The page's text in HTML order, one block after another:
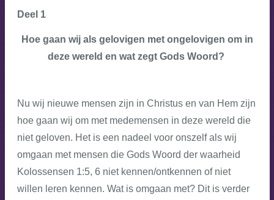
Deel 1
Hoe gaan wij als gelovigen met ongelovigen om in
deze wereld en wat zegt Gods Woord?
Nu wij nieuwe mensen zijn in Christus en van Hem zijn
hoe gaan wij om met medemensen in deze wereld die
niet geloven. Het is een nadeel voor onszelf als wij
omgaan met mensen die Gods Woord der waarheid
Kolossensen 1:5, 6 niet kennen/ontkennen of niet
willen leren kennen. Wat is omgaan met? Dit is verder